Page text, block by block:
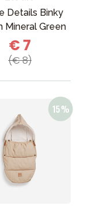
Details Binky
Mineral Green
€ 7
(€ 8)